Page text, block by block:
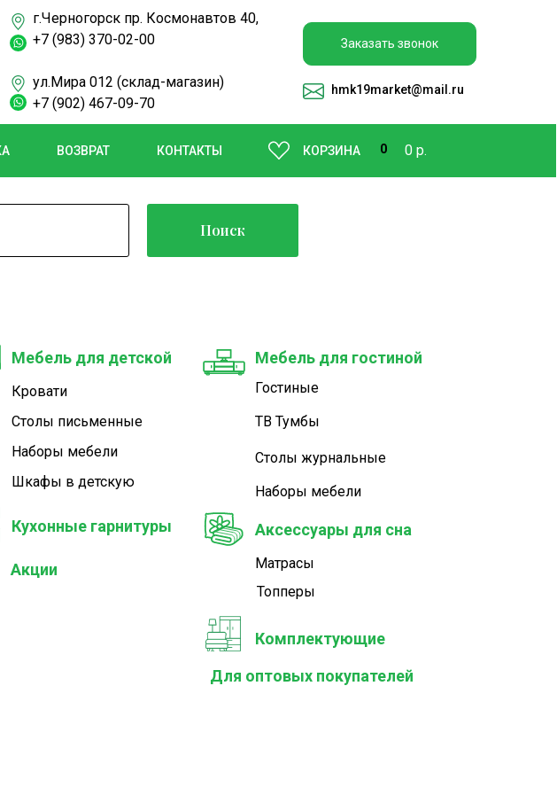
КОРЗИНА
ВОЗВРАТ КОНТАКТЫ 0 0 р.
г.Черногорск пр. Космонавтов 40,
+7 (983) 370-02-00
ул.Мира 012 (склад-магазин)
+7 (902) 467-09-70
Заказать звонок
hmk19market@mail.ru
Поиск
Мебель для гостиной
Мебель для детской
Аксессуары для сна
Для оптовых покупателей
Гостиные
Кровати
Матрасы
ТВ Тумбы
Столы журнальные
Наборы мебели
Столы письменные
Топперы
Наборы мебели
Шкафы в детскую
Кухонные гарнитуры
Комплектующие
Акции